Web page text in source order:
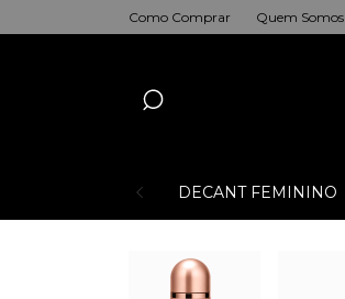
Como Comprar Quem Somos
DECANT FEMININO